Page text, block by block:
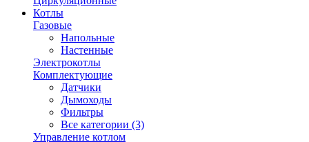
Котлы
Газовые
Напольные
Настенные
Электрокотлы
Комплектующие
Датчики
Дымоходы
Фильтры
Все категории (3)
Управление котлом